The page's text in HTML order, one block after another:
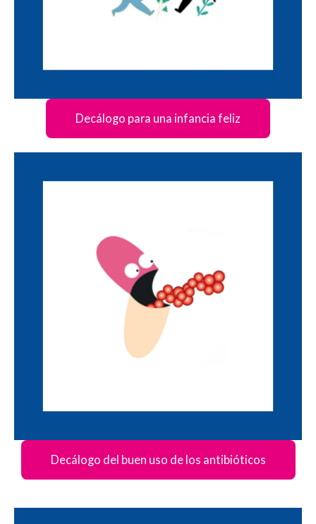
Decálogo para una infancia feliz
Decálogo del buen uso de los antibióticos